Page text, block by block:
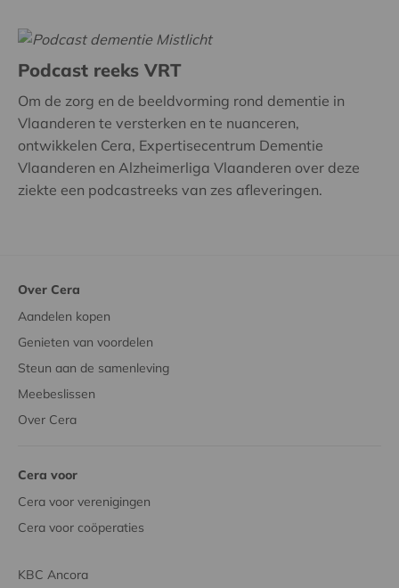
Podcast reeks VRT
Om de zorg en de beeldvorming rond dementie in
Vlaanderen te versterken en te nuanceren,
ontwikkelen Cera, Expertisecentrum Dementie
Vlaanderen en Alzheimerliga Vlaanderen over deze
ziekte een podcastreeks van zes afleveringen.
Over Cera
Aandelen kopen
Genieten van voordelen
Steun aan de samenleving
Meebeslissen
Over Cera
Cera voor
Cera voor verenigingen
Cera voor coöperaties
KBC Ancora